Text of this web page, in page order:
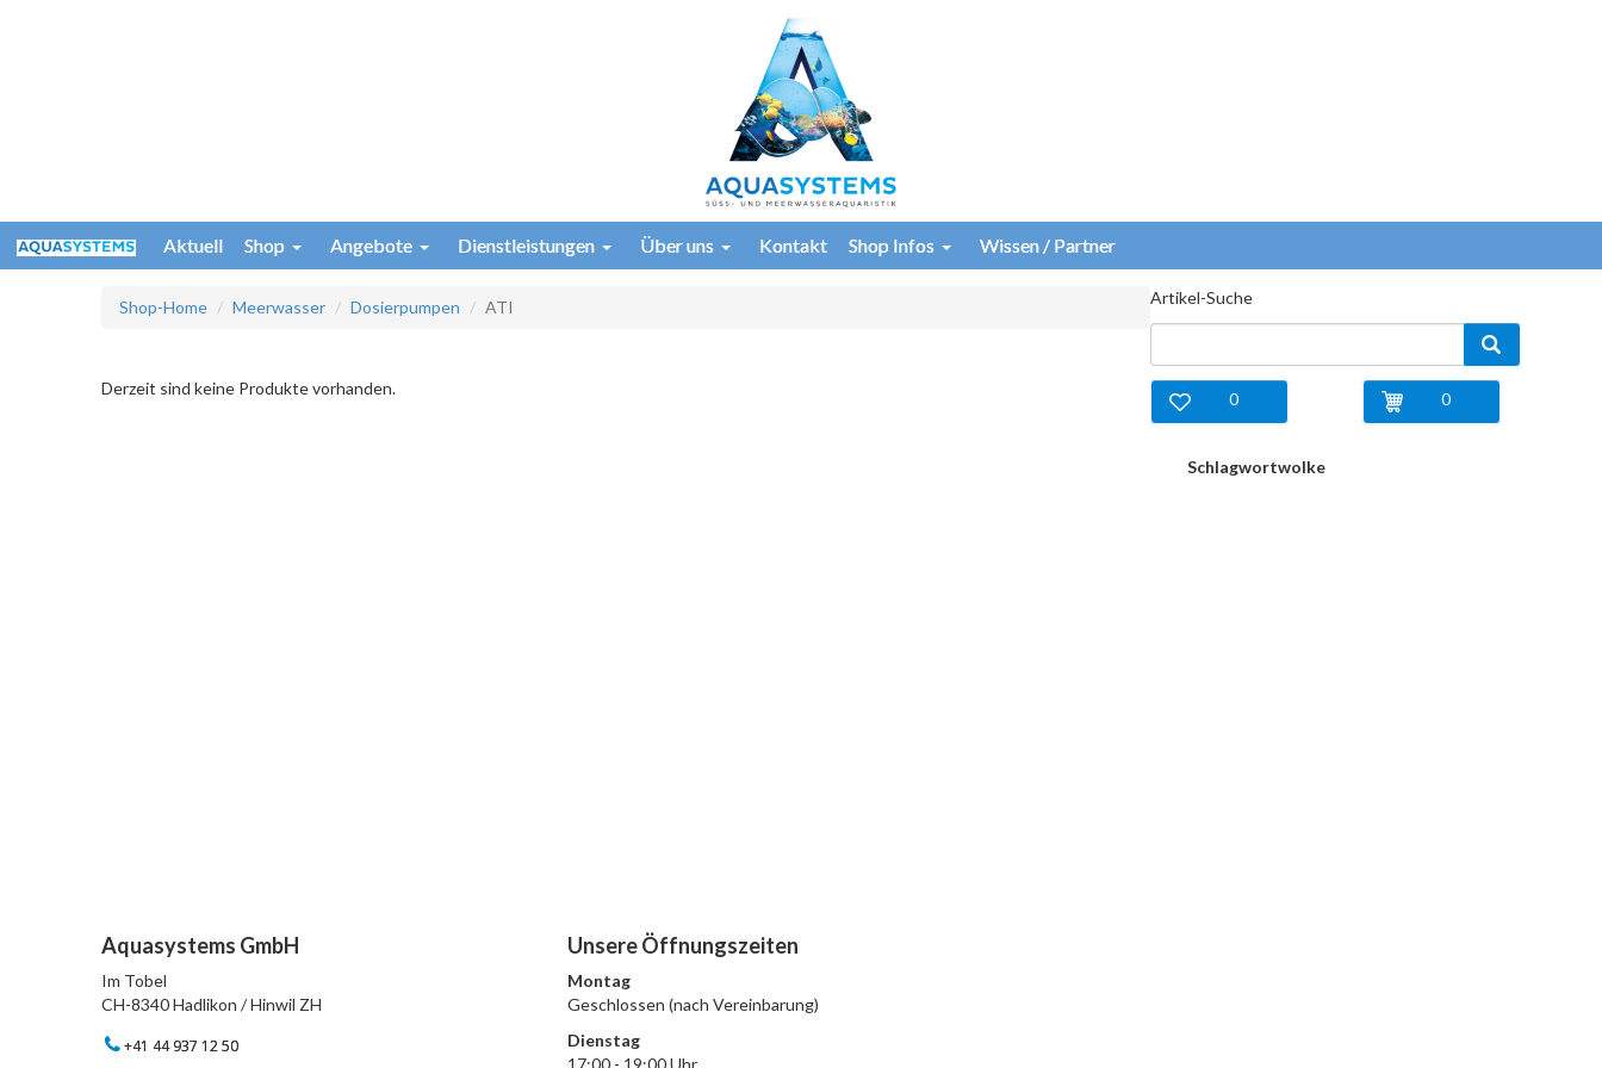
Aktuell Shop Angebote Dienstleistungen Über uns Kontakt Shop Infos Wissen / Partner
Shop-Home Meerwasser Dosierpumpen ATI
Derzeit sind keine Produkte vorhanden.
Artikel-Suche
0
0
Schlagwortwolke
Aquasystems GmbH
Im Tobel
CH-8340 Hadlikon / Hinwil ZH
+41 44 937 12 50
Unsere Öffnungszeiten
Montag
Geschlossen (nach Vereinbarung)
Dienstag